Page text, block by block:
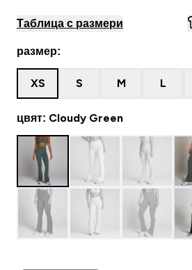
Таблица с размери
размер:
XS S M L
цвят: Cloudy Green